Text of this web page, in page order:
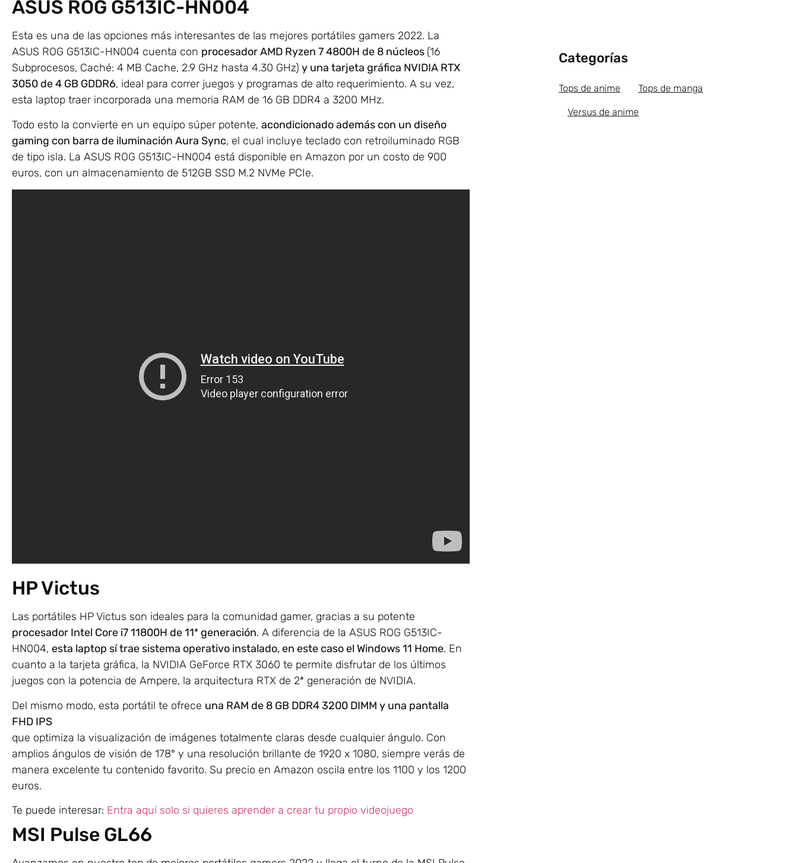
ASUS ROG G513IC-HN004
Esta es una de las opciones más interesantes de las mejores portátiles gamers 2022. La
ASUS ROG G513IC-HN004 cuenta con procesador AMD Ryzen 7 4800H de 8 núcleos (16
Subprocesos, Caché: 4 MB Cache, 2.9 GHz hasta 4.30 GHz) y una tarjeta gráfica NVIDIA RTX
3050 de 4 GB GDDR6, ideal para correr juegos y programas de alto requerimiento. A su vez,
esta laptop traer incorporada una memoria RAM de 16 GB DDR4 a 3200 MHz.
Todo esto la convierte en un equipo súper potente, acondicionado además con un diseño
gaming con barra de iluminación Aura Sync, el cual incluye teclado con retroiluminado RGB
de tipo isla. La ASUS ROG G513IC-HN004 está disponible en Amazon por un costo de 900
euros, con un almacenamiento de 512GB SSD M.2 NVMe PCIe.
HP Victus
Las portátiles HP Victus son ideales para la comunidad gamer, gracias a su potente
procesador Intel Core i7 11800H de 11ª generación. A diferencia de la ASUS ROG G513IC-
HN004, esta laptop sí trae sistema operativo instalado, en este caso el Windows 11 Home. En
cuanto a la tarjeta gráfica, la NVIDIA GeForce RTX 3060 te permite disfrutar de los últimos
juegos con la potencia de Ampere, la arquitectura RTX de 2ª generación de NVIDIA.
Del mismo modo, esta portátil te ofrece una RAM de 8 GB DDR4 3200 DIMM y una pantalla
FHD IPS
que optimiza la visualización de imágenes totalmente claras desde cualquier ángulo. Con
amplios ángulos de visión de 178° y una resolución brillante de 1920 x 1080, siempre verás de
manera excelente tu contenido favorito. Su precio en Amazon oscila entre los 1100 y los 1200
euros.
Te puede interesar: Entra aquí solo si quieres aprender a crear tu propio videojuego
MSI Pulse GL66
Categorías
Tops de anime Tops de manga
Versus de anime